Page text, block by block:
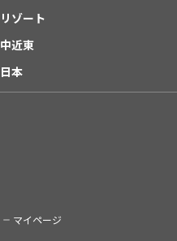
リゾート
中近東
日本
マイページ